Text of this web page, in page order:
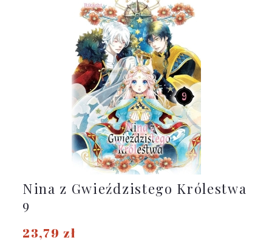
Nina z Gwieździstego Królestwa
9
23,79 zł